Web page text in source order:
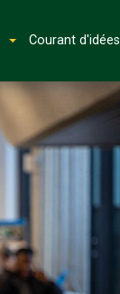
Courant d'idées